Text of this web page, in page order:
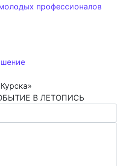
профессионалов
В ЛЕТОПИСЬ